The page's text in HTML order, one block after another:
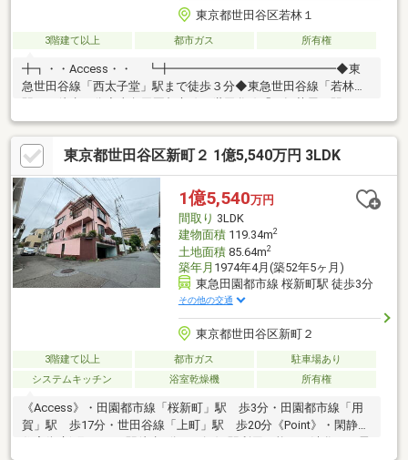
東京都世田谷区若林１
3階建て以上 都市ガス 所有権
╋┓・・Access・・ ┗╋━━━━━━━━━━━━━━◆東
急世田谷線「西太子堂」駅まで徒歩３分◆東急世田谷線「若林」
徒歩９分Point━━━━・・・・土地面積／69.32㎡（20.96坪）・
建物面積／103.19㎡（31.21坪）・閑静な住宅街・・約22.7帖の
広々LDK・全居室6帖以上、収納付き・1821サイズのゆったりとし
た浴室・洗面台ダブルボウル、ゆとりのある洗面スペース・カー
スペース1台分あり（車種による）
東京都世田谷区新町２ 1億5,540万円 3LDK
1億5,540万円
間取り 3LDK
建物面積119.34m2
土地面積85.64m2
築年月 1974年4月(築52年5ヶ月)
東急田園都市線 桜新町駅 徒歩3分
その他の交通
東京都世田谷区新町２
3階建て以上 都市ガス
駐車場あり
システムキッチン
浴室乾燥機 所有権
《Access》・田園都市線「桜新町」駅 歩3分・田園都市線「用
賀」駅 歩17分・世田谷線「上町」駅 歩20分《Point》・閑静な